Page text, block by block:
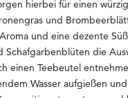
hierbei für einen
und
und eine dezente
Schafgarbenblüten die
einen Teebeutel
Wasser aufgießen